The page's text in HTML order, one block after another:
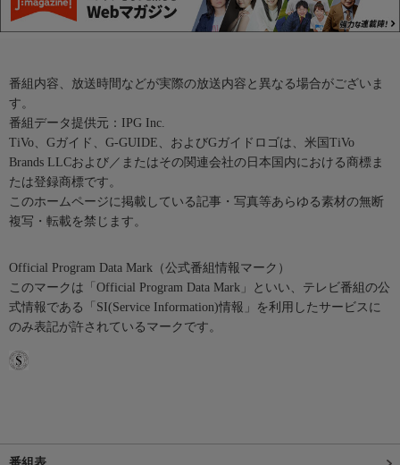
番組内容、放送時間などが実際の放送内容と異なる場合がございま
す。
番組データ提供元：IPG Inc.
TiVo、Gガイド、G-GUIDE、およびGガイドロゴは、米国TiVo
Brands LLCおよび／またはその関連会社の日本国内における商標ま
たは登録商標です。
このホームページに掲載している記事・写真等あらゆる素材の無断
複写・転載を禁じます。
Official Program Data Mark（公式番組情報マーク）
このマークは「Official Program Data Mark」といい、テレビ番組の公
式情報である「SI(Service Information)情報」を利用したサービスに
のみ表記が許されているマークです。